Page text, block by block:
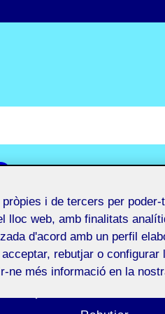
pròpies i de tercers per
lloc web, amb finalitats
d'acord amb un perfil
rebutjar o
ne més informació en la